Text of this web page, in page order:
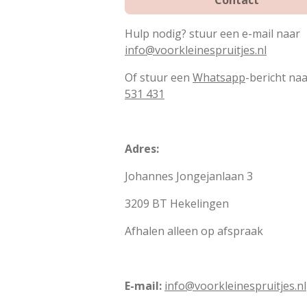
Hulp nodig? stuur een e-mail naar
info@voorkleinespruitjes.nl
Of stuur een Whatsapp-bericht
531 431
Adres:
Johannes Jongejanlaan 3
3209 BT Hekelingen
Afhalen alleen op afspraak
E-mail: info@voorkleinespruitjes.nl